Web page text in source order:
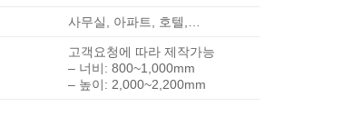
사무실, 아파트, 호텔,…
고객요청에 따라 제작가능
– 너비: 800~1,000mm
– 높이: 2,000~2,200mm